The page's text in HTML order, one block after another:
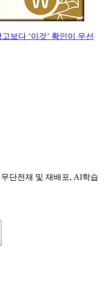
고보다 ‘이것’ 확인이 우선
단전재 및 재배포, AI학습